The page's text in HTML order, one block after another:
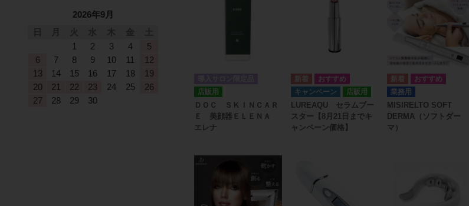
店販用
ＤＯＣ ＳＫＩＮＣＡＲ
Ｅ 美顔器ＥＬＥＮＡ
エレナ
キャンペーン 店販用
LUREAQU セラムブー
スター【8月21日までキ
ャンペーン価格】
業務用
MISIRELTO SOFT
DERMA（ソフトダー
マ）
2026年9月
1
2 3 4
5
6
7 8 9 10 11
12
13
14 15 16 17 18
19
20
21 22 23 24 25
26
27
28 29 30